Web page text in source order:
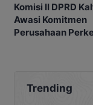
Komisi II DPRD
Awasi Komitmen
Perusahaan
Trending